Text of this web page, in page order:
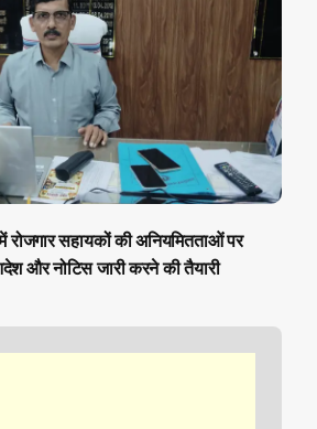
सहायकों की अनियमितताओं पर
और नोटिस जारी करने की तैयारी